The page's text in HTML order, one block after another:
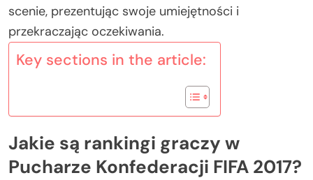
scenie, prezentując swoje umiejętności i
przekraczając oczekiwania.
Key sections in the article:
Jakie są rankingi graczy w
Pucharze Konfederacji FIFA 2017?